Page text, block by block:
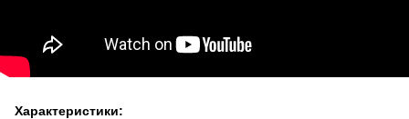
Характеристики: